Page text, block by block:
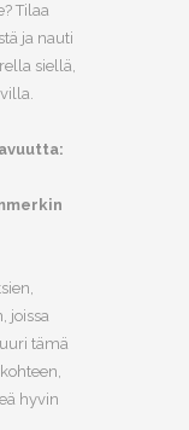
Tilaa
ja nauti
siellä,
joissa
tämä
hyvin